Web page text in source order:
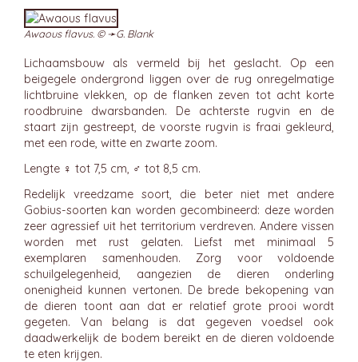
Awaous flavus. © ➛G. Blank
Lichaamsbouw als vermeld bij het geslacht. Op een
beigegele ondergrond liggen over de rug onregelmatige
lichtbruine vlekken, op de flanken zeven tot acht korte
roodbruine dwarsbanden. De achterste rugvin en de
staart zijn gestreept, de voorste rugvin is fraai gekleurd,
met een rode, witte en zwarte zoom.
Lengte ♀ tot 7,5 cm, ♂ tot 8,5 cm.
Redelijk vreedzame soort, die beter niet met andere
Gobius-soorten kan worden gecombineerd: deze worden
zeer agressief uit het territorium verdreven. Andere vissen
worden met rust gelaten. Liefst met minimaal 5
exemplaren samenhouden. Zorg voor voldoende
schuilgelegenheid, aangezien de dieren onderling
onenigheid kunnen vertonen. De brede bekopening van
de dieren toont aan dat er relatief grote prooi wordt
gegeten. Van belang is dat gegeven voedsel ook
daadwerkelijk de bodem bereikt en de dieren voldoende
te eten krijgen.